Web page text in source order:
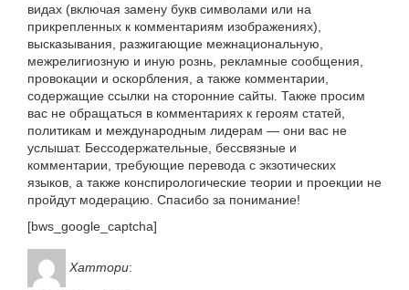
видах (включая замену букв символами или на
прикрепленных к комментариям изображениях),
высказывания, разжигающие межнациональную,
межрелигиозную и иную рознь, рекламные сообщения,
провокации и оскорбления, а также комментарии,
содержащие ссылки на сторонние сайты. Также просим
вас не обращаться в комментариях к героям статей,
политикам и международным лидерам — они вас не
услышат. Бессодержательные, бессвязные и
комментарии, требующие перевода с экзотических
языков, а также конспирологические теории и проекции не
пройдут модерацию. Спасибо за понимание!
[bws_google_captcha]
Хаттори: